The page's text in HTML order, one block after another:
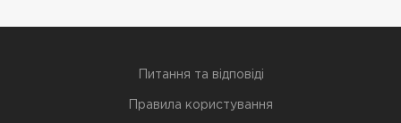
Питання та відповіді
Правила користування